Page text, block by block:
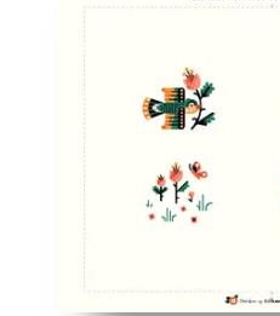
Arta animală veselă îi
Perfect pentru zile de
În interior necompletat